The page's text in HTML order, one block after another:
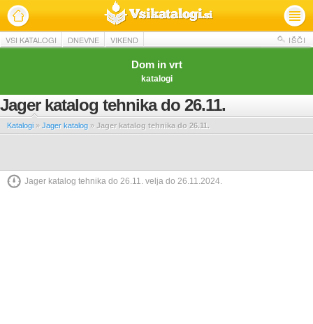
VSI KATALOGI DNEVNE VIKEND IŠČI
Dom in vrt
katalogi
Jager katalog tehnika do 26.11.
Katalogi » Jager katalog » Jager katalog tehnika do 26.11.
Jager katalog tehnika do 26.11. velja do 26.11.2024.